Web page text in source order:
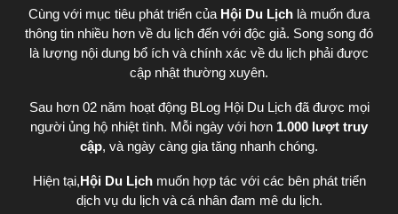
Cùng với mục tiêu phát triển của Hội Du Lịch là muốn đưa
thông tin nhiều hơn về du lịch đến với độc giả. Song song đó
là lượng nội dung bổ ích và chính xác về du lịch phải được
cập nhật thường xuyên.
Sau hơn 02 năm hoạt động BLog Hội Du Lịch đã được mọi
người ủng hộ nhiệt tình. Mỗi ngày với hơn 1.000 lượt truy
cập, và ngày càng gia tăng nhanh chóng.
Hiện tại,Hội Du Lịch muốn hợp tác với các bên phát triển
dịch vụ du lịch và cá nhân đam mê du lịch.